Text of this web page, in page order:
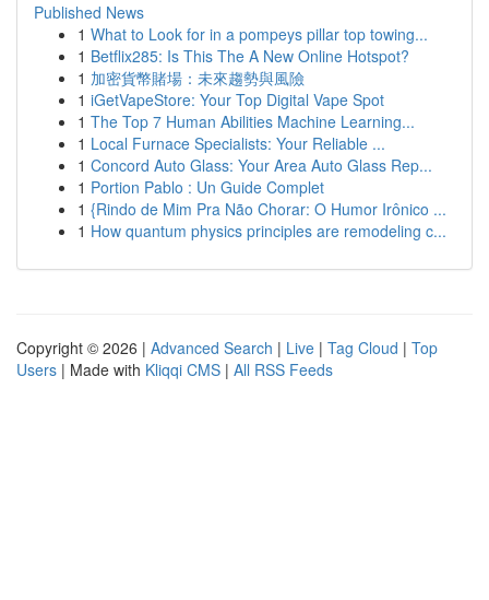
Published News
1 What to Look for in a pompeys pillar top towing...
1 Betflix285: Is This The A New Online Hotspot?
1 加密貨幣賭場：未來趨勢與風險
1 iGetVapeStore: Your Top Digital Vape Spot
1 The Top 7 Human Abilities Machine Learning...
1 Local Furnace Specialists: Your Reliable ...
1 Concord Auto Glass: Your Area Auto Glass Rep...
1 Portion Pablo : Un Guide Complet
1 {Rindo de Mim Pra Não Chorar: O Humor Irônico ...
1 How quantum physics principles are remodeling c...
Copyright © 2026 | Advanced Search | Live | Tag Cloud | Top
Users | Made with Kliqqi CMS | All RSS Feeds